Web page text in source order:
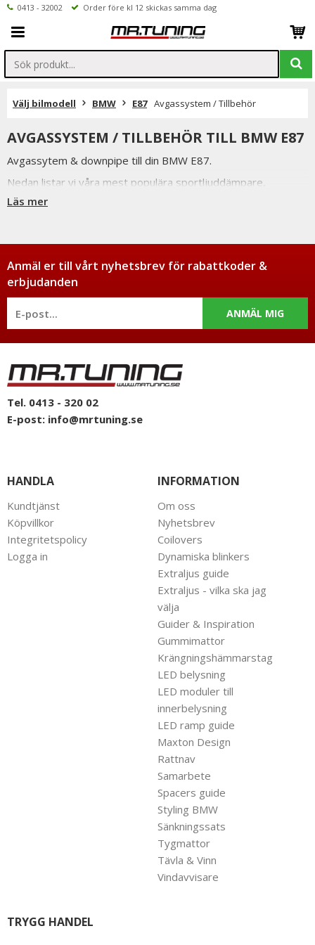
0413 - 32002 Order före kl 12 skickas samma dag
Välj bilmodell BMW E87 Avgassystem / Tillbehör
AVGASSYSTEM / TILLBEHÖR TILL BMW E87
Avgassytem & downpipe till din BMW E87.
Nedan listar vi våra mest populära sportljuddämpare,
sportavgassystem samt downpipe till BMW E87.
erbjuda en så god service som möjligt samt snabba
leveranser. Ordrar lagda före kl 12.00 skickas samma dag.
Läs mer
Anmäl er till vårt nyhetsbrev för rabattkoder &
erbjudanden
ANMÄL MIG
Tel. 0413 - 320 02
E-post: info@mrtuning.se
HANDLA
Kundtjänst
Köpvillkor
Integritetspolicy
Logga in
INFORMATION
Om oss
Nyhetsbrev
Coilovers
Dynamiska blinkers
Extraljus guide
Extraljus - vilka ska jag
välja
Guider & Inspiration
Gummimattor
Krängningshämmarstag
LED belysning
LED moduler till
innerbelysning
LED ramp guide
Maxton Design
Rattnav
Samarbete
Spacers guide
Styling BMW
Sänkningssats
Tygmattor
Tävla & Vinn
Vindavvisare
TRYGG HANDEL